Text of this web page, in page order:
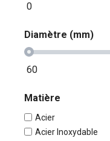
0
Diamètre (mm)
60
Matière
Acier
Acier Inoxydable